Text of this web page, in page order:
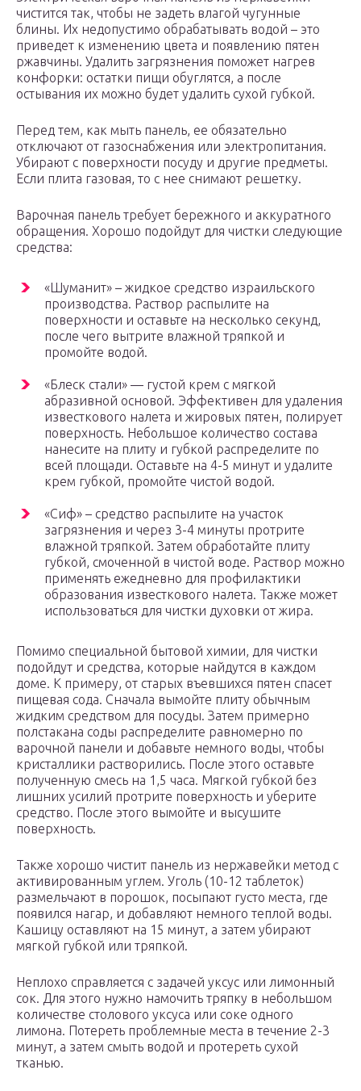
чистится так, чтобы не задеть влагой чугунные
блины. Их недопустимо обрабатывать водой – это
приведет к изменению цвета и появлению пятен
ржавчины. Удалить загрязнения поможет нагрев
конфорки: остатки пищи обуглятся, а после
остывания их можно будет удалить сухой губкой.
Перед тем, как мыть панель, ее обязательно
отключают от газоснабжения или электропитания.
Убирают с поверхности посуду и другие предметы.
Если плита газовая, то с нее снимают решетку.
Варочная панель требует бережного и аккуратного
обращения. Хорошо подойдут для чистки следующие
средства:
«Шуманит» – жидкое средство израильского
производства. Раствор распылите на
поверхности и оставьте на несколько секунд,
после чего вытрите влажной тряпкой и
промойте водой.
«Блеск стали» — густой крем с мягкой
абразивной основой. Эффективен для удаления
известкового налета и жировых пятен, полирует
поверхность. Небольшое количество состава
нанесите на плиту и губкой распределите по
всей площади. Оставьте на 4-5 минут и удалите
крем губкой, промойте чистой водой.
«Сиф» – средство распылите на участок
загрязнения и через 3-4 минуты протрите
влажной тряпкой. Затем обработайте плиту
губкой, смоченной в чистой воде. Раствор можно
применять ежедневно для профилактики
образования известкового налета. Также может
использоваться для чистки духовки от жира.
Помимо специальной бытовой химии, для чистки
подойдут и средства, которые найдутся в каждом
доме. К примеру, от старых въевшихся пятен спасет
пищевая сода. Сначала вымойте плиту обычным
жидким средством для посуды. Затем примерно
полстакана соды распределите равномерно по
варочной панели и добавьте немного воды, чтобы
кристаллики растворились. После этого оставьте
полученную смесь на 1,5 часа. Мягкой губкой без
лишних усилий протрите поверхность и уберите
средство. После этого вымойте и высушите
поверхность.
Также хорошо чистит панель из нержавейки метод с
активированным углем. Уголь (10-12 таблеток)
размельчают в порошок, посыпают густо места, где
появился нагар, и добавляют немного теплой воды.
Кашицу оставляют на 15 минут, а затем убирают
мягкой губкой или тряпкой.
Неплохо справляется с задачей уксус или лимонный
сок. Для этого нужно намочить тряпку в небольшом
количестве столового уксуса или соке одного
лимона. Потереть проблемные места в течение 2-3
минут, а затем смыть водой и протереть сухой
тканью.